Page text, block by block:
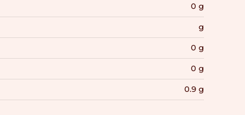
0 g
g
0 g
0 g
0.9 g